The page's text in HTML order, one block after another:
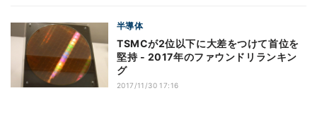
半導体
TSMCが2位以下に大差をつけて首位を
堅持 - 2017年のファウンドリランキン
グ
2017/11/30 17:16